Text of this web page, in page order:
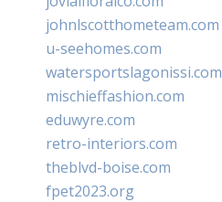
johnlscotthometeam.com
u-seehomes.com
watersportslagonissi.com
mischieffashion.com
eduwyre.com
retro-interiors.com
theblvd-boise.com
fpet2023.org